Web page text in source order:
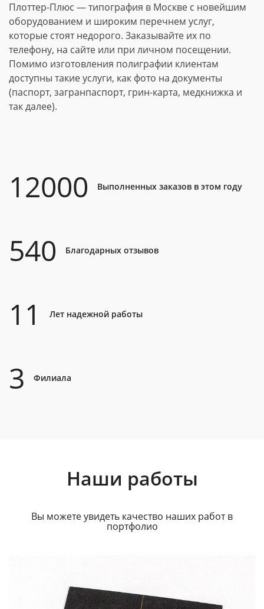
Плоттер-Плюс — типография в Москве с новейшим
оборудованием и широким перечнем услуг,
которые стоят недорого. Заказывайте их по
телефону, на сайте или при личном посещении.
Помимо изготовления полиграфии клиентам
доступны такие услуги, как фото на документы
(паспорт, загранпаспорт, грин-карта, медкнижка и
так далее).
12000 Выполненных заказов в этом году
540 Благодарных отзывов
11 Лет надежной работы
3 Филиала
Наши работы
Вы можете увидеть качество наших работ в
портфолио